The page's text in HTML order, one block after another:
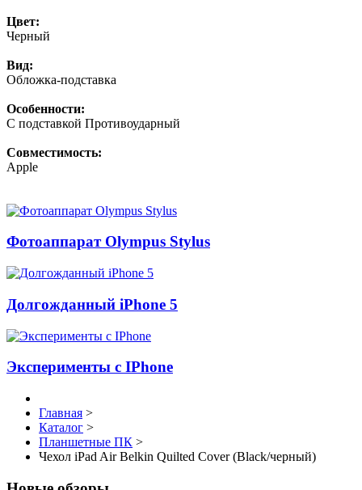
Цвет:
Черный
Вид:
Обложка-подставка
Особенности:
С подставкой Противоударный
Совместимость:
Apple
Фотоаппарат Olympus Stylus
Долгожданный iPhone 5
Эксперименты с IPhone
Главная >
Каталог >
Планшетные ПК >
Чехол iPad Air Belkin Quilted Cover (Black/черный)